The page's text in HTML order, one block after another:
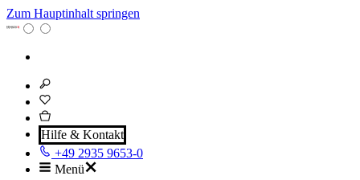
Zum Hauptinhalt springen
Hilfe & Kontakt
+49 2935 9653-0
Menü